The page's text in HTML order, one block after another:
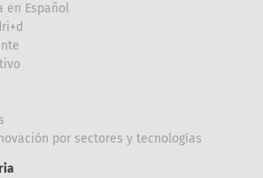
en Español
por sectores y tecnologías